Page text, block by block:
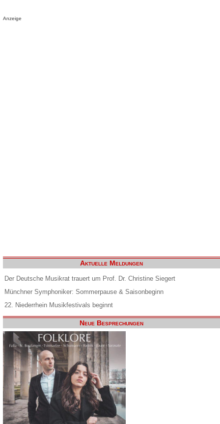
Anzeige
Aktuelle Meldungen
Der Deutsche Musikrat trauert um Prof. Dr. Christine Siegert
Münchner Symphoniker: Sommerpause & Saisonbeginn
22. Niederrhein Musikfestivals beginnt
Neue Besprechungen